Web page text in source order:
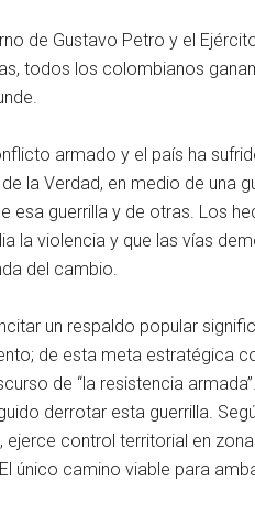
de Gustavo Petro y el
todos los colombianos
armado y el país ha
la Verdad, en medio de una
esa guerrilla y de otras. Los
la violencia y que las vías
del cambio.
un respaldo popular
de esta meta estratégica
de “la resistencia
derrotar esta guerrilla.
control territorial en
único camino viable para